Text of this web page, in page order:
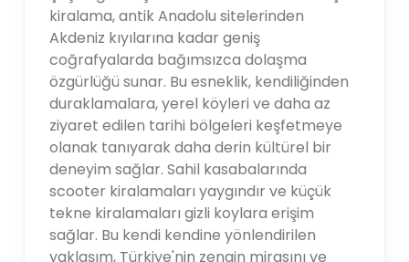
kiralama, antik Anadolu sitelerinden
Akdeniz kıyılarına kadar geniş
coğrafyalarda bağımsızca dolaşma
özgürlüğü sunar. Bu esneklik, kendiliğinden
duraklamalara, yerel köyleri ve daha az
ziyaret edilen tarihi bölgeleri keşfetmeye
olanak tanıyarak daha derin kültürel bir
deneyim sağlar. Sahil kasabalarında
scooter kiralamaları yaygındır ve küçük
tekne kiralamaları gizli koylara erişim
sağlar. Bu kendi kendine yönlendirilen
yaklaşım, Türkiye'nin zengin mirasını ve